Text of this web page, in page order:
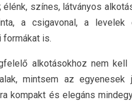
színes, látványos
a csigavonal, a levelek
is.
alkotásokhoz nem kell
mintsem az
kompakt és elegáns